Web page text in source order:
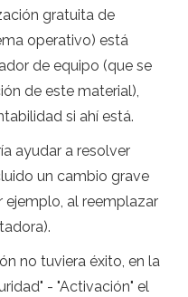
gratuita de
operativo) está
de equipo (que se
de este material),
si ahí está.
ayudar a resolver
un cambio grave
al reemplazar
no tuviera éxito, en la
- "Activación" el